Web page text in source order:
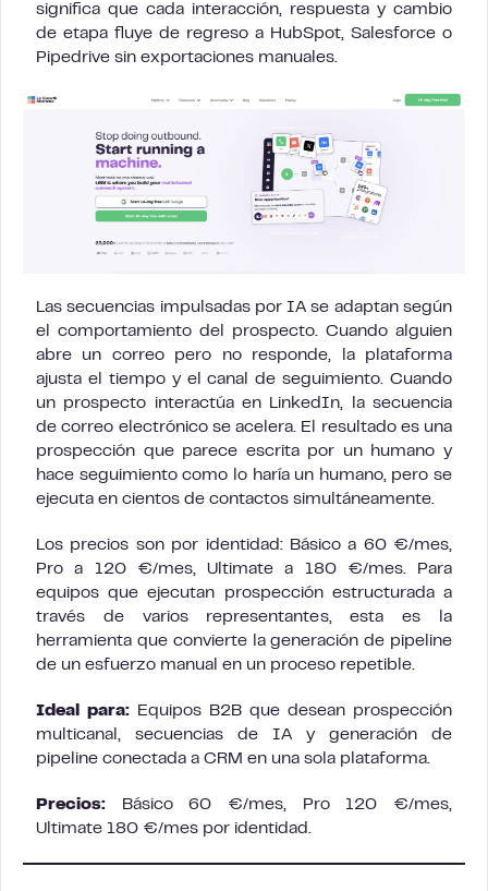
significa que cada interacción, respuesta y cambio
de etapa fluye de regreso a HubSpot, Salesforce o
Pipedrive sin exportaciones manuales.
Las secuencias impulsadas por IA se adaptan según
el comportamiento del prospecto. Cuando alguien
abre un correo pero no responde, la plataforma
ajusta el tiempo y el canal de seguimiento. Cuando
un prospecto interactúa en LinkedIn, la secuencia
de correo electrónico se acelera. El resultado es una
prospección que parece escrita por un humano y
hace seguimiento como lo haría un humano, pero se
ejecuta en cientos de contactos simultáneamente.
Los precios son por identidad: Básico a 60 €/mes,
Pro a 120 €/mes, Ultimate a 180 €/mes. Para
equipos que ejecutan prospección estructurada a
través de varios representantes, esta es la
herramienta que convierte la generación de pipeline
de un esfuerzo manual en un proceso repetible.
Ideal para: Equipos B2B que desean prospección
multicanal, secuencias de IA y generación de
pipeline conectada a CRM en una sola plataforma.
Precios: Básico 60 €/mes, Pro 120 €/mes,
Ultimate 180 €/mes por identidad.